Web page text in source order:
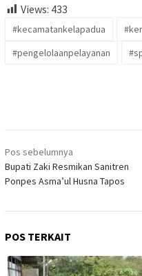
Views: 433
#kecamatankelapadua
#pengelolaanpelayanan
Navigasi
pos
Pos sebelumnya
Bupati Zaki Resmikan Sanitren
Ponpes Asma’ul Husna Tapos
POS TERKAIT